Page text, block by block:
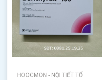
HOOCMON - NỘI TIẾT TỐ